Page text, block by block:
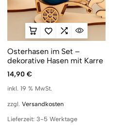
Osterhasen im Set –
dekorative Hasen mit Karre
14,90 €
inkl. 19 % MwSt.
zzgl. Versandkosten
Lieferzeit: 3-5 Werktage